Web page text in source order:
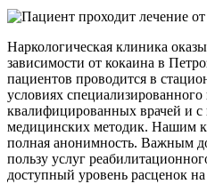
Наркологическая клиника
зависимости от кокаина в
пациентов проводится в
условиях
квалифицированных врачей и
медицинских методик. Нашим
полная анонимность. Важным
пользу услуг
доступный уровень расценок